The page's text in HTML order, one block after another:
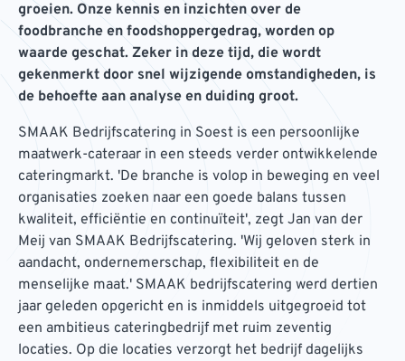
groeien. Onze kennis en inzichten over de
foodbranche en foodshoppergedrag, worden op
waarde geschat. Zeker in deze tijd, die wordt
gekenmerkt door snel wijzigende omstandigheden, is
de behoefte aan analyse en duiding groot.
SMAAK Bedrijfscatering in Soest is een persoonlijke
maatwerk-cateraar in een steeds verder ontwikkelende
cateringmarkt. 'De branche is volop in beweging en veel
organisaties zoeken naar een goede balans tussen
kwaliteit, efficiëntie en continuïteit', zegt Jan van der
Meij van SMAAK Bedrijfscatering. 'Wij geloven sterk in
aandacht, ondernemerschap, flexibiliteit en de
menselijke maat.' SMAAK bedrijfscatering werd dertien
jaar geleden opgericht en is inmiddels uitgegroeid tot
een ambitieus cateringbedrijf met ruim zeventig
locaties. Op die locaties verzorgt het bedrijf dagelijks